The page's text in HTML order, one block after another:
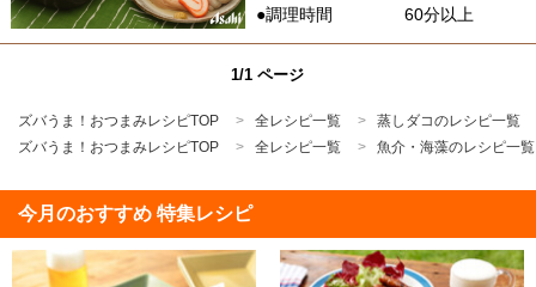
●調理時間
60分以上
1/1 ページ
ズバうま！おつまみレシピTOP 全レシピ一覧
蒸しダコのレシピ一覧
ズバうま！おつまみレシピTOP
全レシピ一覧 魚介・海藻のレシピ一覧
今月のおすすめ 特集レシピ